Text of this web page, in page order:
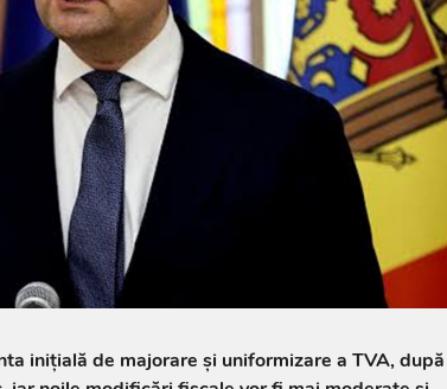
inițială de majorare și uniformizare a TVA, după